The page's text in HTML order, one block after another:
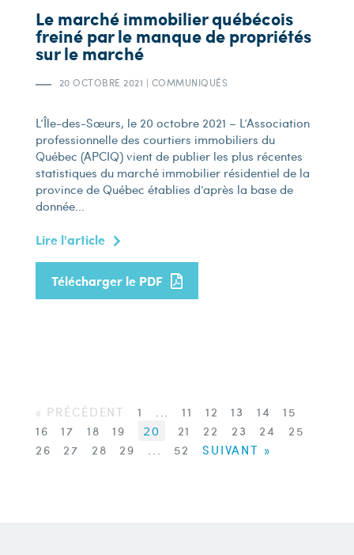
Le marché immobilier québécois
freiné par le manque de propriétés
sur le marché
20 OCTOBRE 2021 | COMMUNIQUÉS
L’Île-des-Sœurs, le 20 octobre 2021 – L’Association
professionnelle des courtiers immobiliers du
Québec (APCIQ) vient de publier les plus récentes
statistiques du marché immobilier résidentiel de la
province de Québec établies d’après la base de
donnée...
Lire l'article
Télécharger le PDF
« PRÉCÉDENT 1 ... 11 12 13 14
15
16
17 18 19 20 21 22 23 24
25
26
27 28 29 ... 52 SUIVANT »